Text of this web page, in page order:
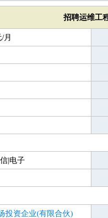
招聘运维工
月
|电子
投资企业(有限合伙)